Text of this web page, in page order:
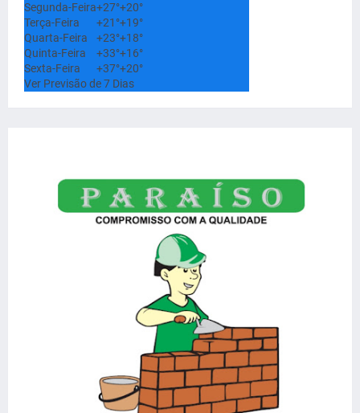
Segunda-Feira+27°+20°
Terça-Feira
+21°+19°
Quarta-Feira
+23°+18°
Quinta-Feira
+33°+16°
Sexta-Feira
+37°+20°
Ver Previsão de 7 Dias